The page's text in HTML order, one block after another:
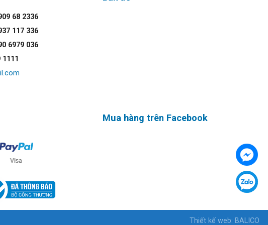
68 2336
117 336
6979 036
1111
Mua hàng trên Facebook
Thiết kế web: BALICO